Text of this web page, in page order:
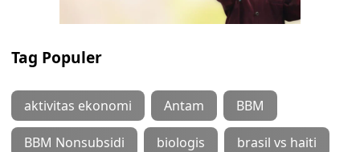
Tag Populer
aktivitas ekonomi Antam BBM
BBM Nonsubsidi biologis brasil vs haiti